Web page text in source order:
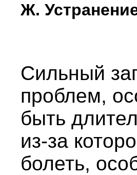
Ж.
Сильный
проблем,
быть
из-за
болеть,